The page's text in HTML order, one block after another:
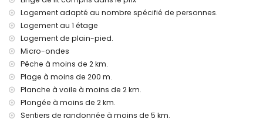
lit supplémentaire et lit bébé/lit d'enfant (sur demande)
Activités de divertissement et loisirs pour vos vacances à
Jávea, Costa Blanca
bar, promenade (Paseo Marítimo et Jávea) (à moins de
500 mètres de la maison)
cinéma (à moins de 1000 mètres de la maison)
théâtre et discothèque (à moins de 5 kilomètres de la
maison)
Sites et culture à Jávea, Costa Blanca
Logement adapté au nombre spécifié de personnes.
Logement au 1 étage
Logement de plain-pied.
Micro-ondes
Pêche à moins de 2 km.
Plage à moins de 200 m.
Planche à voile à moins de 2 km.
Plongée à moins de 2 km.
Sentiers de randonnée à moins de 5 km.